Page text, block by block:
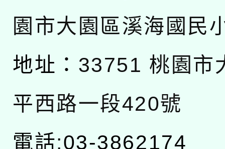
園市大園區溪海國民
地址： 33751 桃園市
平西路一段420號
電話:03-3862174